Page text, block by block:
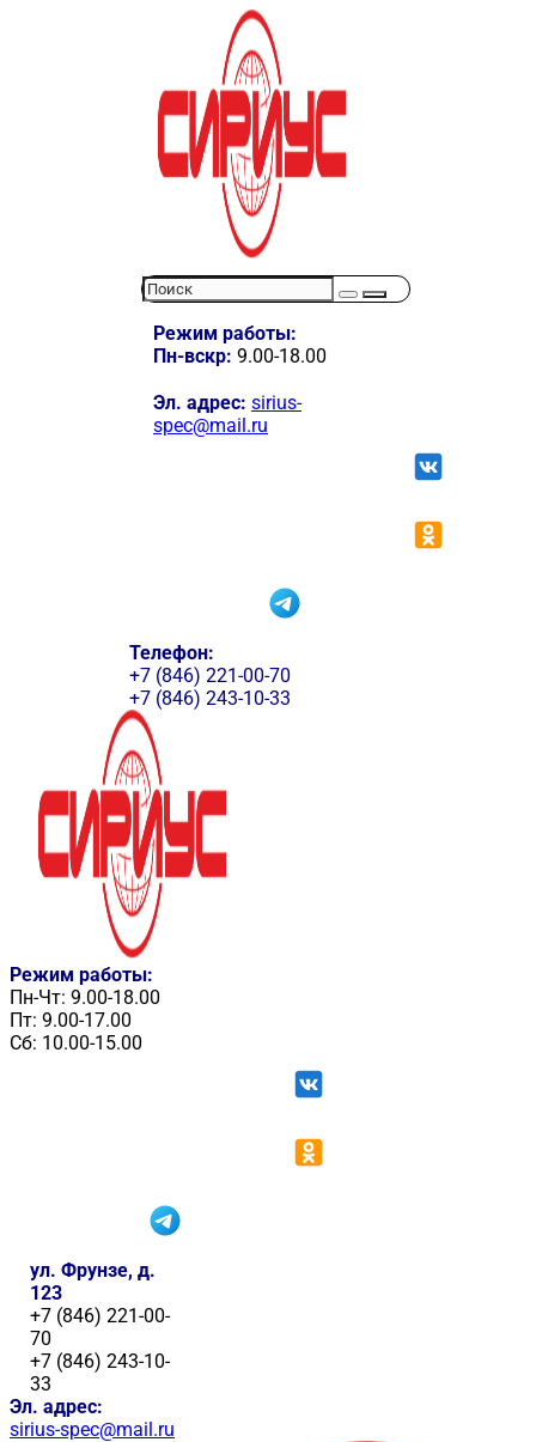
Режим работы:
Пн-вскр: 9.00-18.00
Эл. адрес: sirius-
spec@mail.ru
Телефон:
+7 (846) 221-00-70
+7 (846) 243-10-33
Режим работы:
Пн-Чт: 9.00-18.00
Пт: 9.00-17.00
Сб: 10.00-15.00
ул. Фрунзе, д.
123
+7 (846) 221-00-
70
+7 (846) 243-10-
33
Эл. адрес:
sirius-spec@mail.ru